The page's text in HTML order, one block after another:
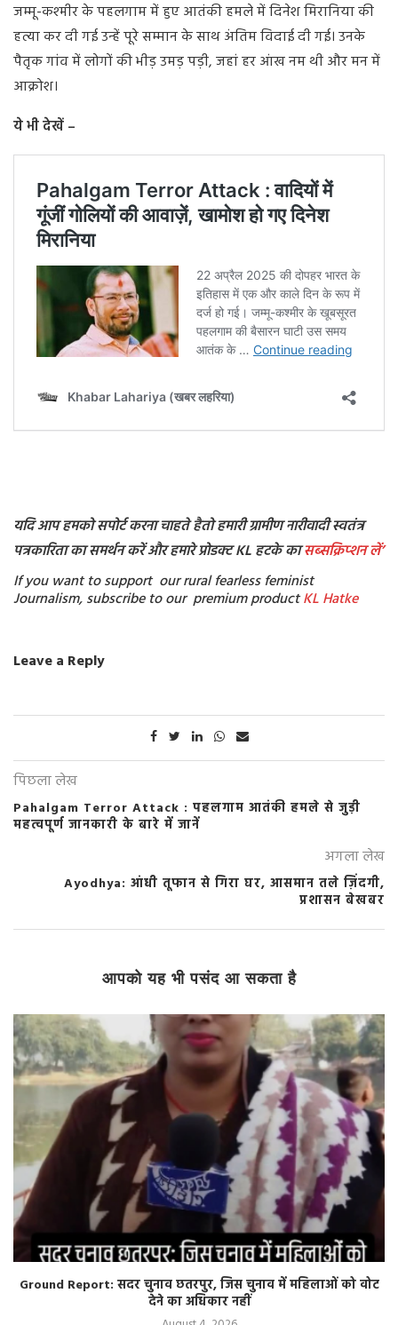
जम्मू-कश्मीर के पहलगाम में हुए आतंकी हमले में दिनेश मिरानिया की
हत्या कर दी गई उन्हें पूरे सम्मान के साथ अंतिम विदाई दी गई। उनके
पैतृक गांव में लोगों की भीड़ उमड़ पड़ी, जहां हर आंख नम थी और मन में
आक्रोश।
ये भी देखें –
यदि आप हमको सपोर्ट करना चाहते हैतो हमारी ग्रामीण नारीवादी स्वतंत्र
पत्रकारिता का समर्थन करें और हमारे प्रोडक्ट KL हटके कासब्सक्रिप्शनलें’
If you want to support our rural fearless feminist
Journalism, subscribe to our premium productKL Hatke
Leave a Reply
पिछला लेख
Pahalgam Terror Attack : पहलगाम आतंकी हमले से जुड़ी
महत्वपूर्ण जानकारी के बारे में जानें
अगला लेख
Ayodhya: आंधी तूफान से गिरा घर, आसमान तले ज़िंदगी,
प्रशासन बेखबर
आपको यह भी पसंद आ सकता है
Ground Report: सदर चुनाव छतरपुर, जिस चुनाव में महिलाओं को वोट
देने का अधिकार नहीं